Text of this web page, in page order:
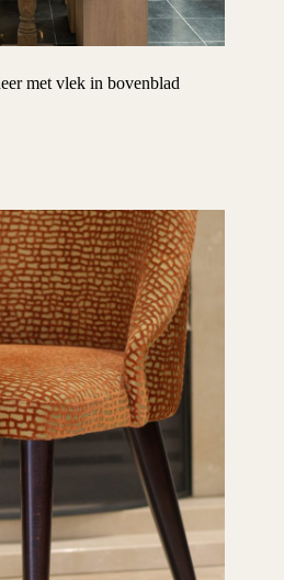
met vlek in bovenblad